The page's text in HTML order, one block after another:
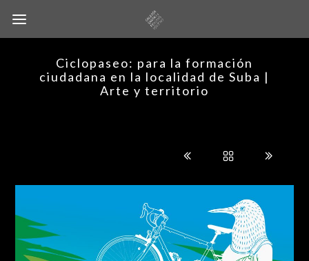
Ciclopaseo: para la formación
ciudadana en la localidad de Suba |
Arte y territorio